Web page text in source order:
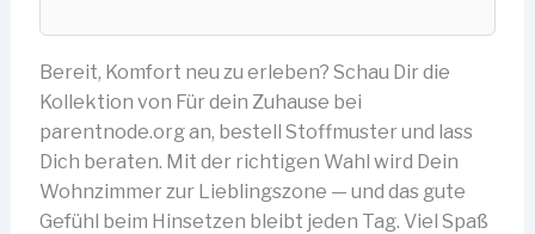
Bereit, Komfort neu zu erleben? Schau Dir die
Kollektion von Für dein Zuhause bei
parentnode.org an, bestell Stoffmuster und lass
Dich beraten. Mit der richtigen Wahl wird Dein
Wohnzimmer zur Lieblingszone — und das gute
Gefühl beim Hinsetzen bleibt jeden Tag. Viel Spaß